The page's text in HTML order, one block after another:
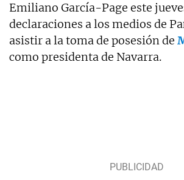
Emiliano García-Page este
declaraciones a los medios de
asistir a la toma de posesión de
como presidenta de Navarra.